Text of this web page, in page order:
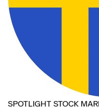
SPOTLIGHT STOCK